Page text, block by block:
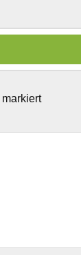
markiert